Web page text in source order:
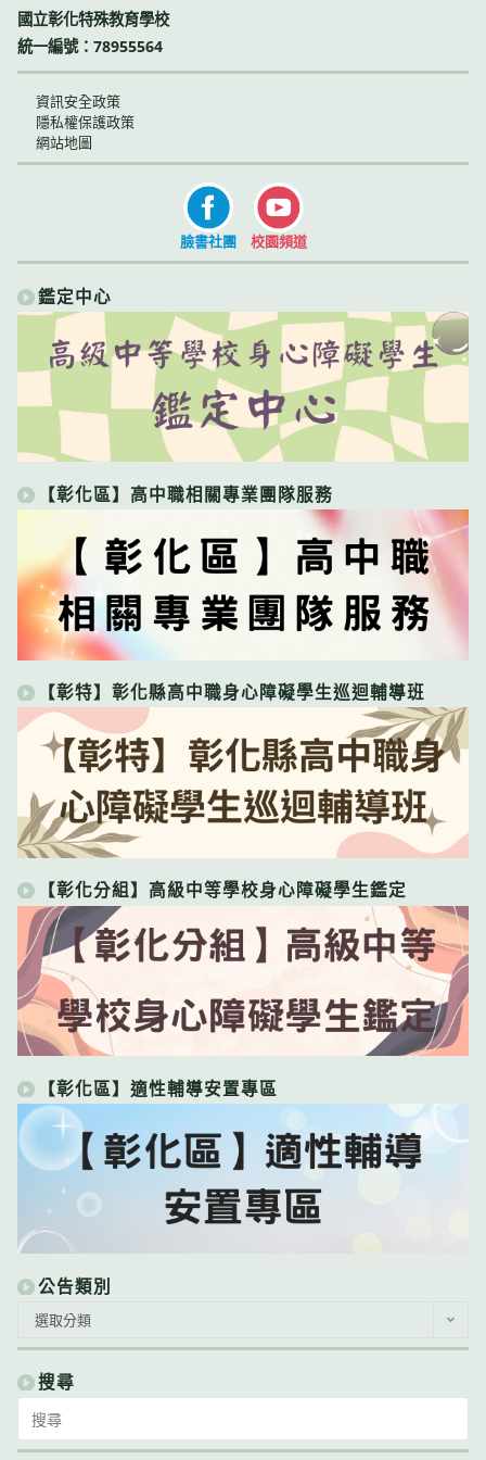
國立彰化特殊教育學校
統一編號：78955564
資訊安全政策
隱私權保護政策
網站地圖
臉書社團 校園頻道
鑑定中心
【彰化區】高中職相關專業團隊服務
【彰特】彰化縣高中職身心障礙學生巡迴輔導班
【彰化分組】高級中等學校身心障礙學生鑑定
【彰化區】適性輔導安置專區
公告類別
類
別
選取分類
搜尋
for: